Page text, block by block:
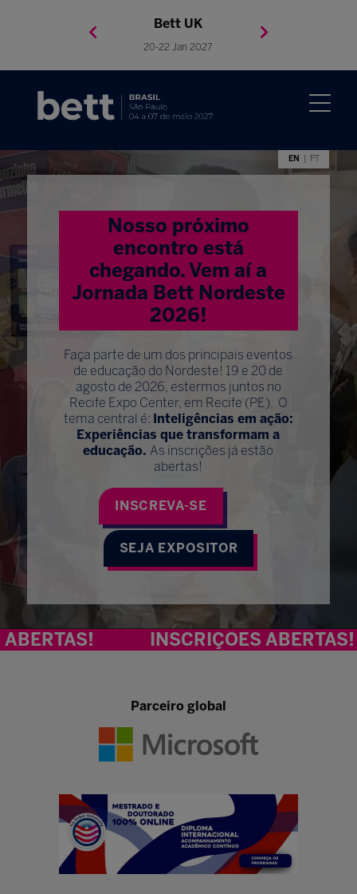
Bett UK
20-22 Jan 2027
Bett Brasil
05-08 Mai 2026
Bett Asia
23-24 Setembro 2026
Bett USA
8-10 November 2027
EN PT
Nosso próximo
encontro está
chegando. Vem aí a
Jornada Bett Nordeste
2026!
Faça parte de um dos principais eventos
de educação do Nordeste! 19 e 20 de
agosto de 2026, estermos juntos no
Recife Expo Center, em Recife (PE). O
tema central é: Inteligências em ação:
Experiências que transformam a
educação. As inscrições já estão
abertas!
INSCREVA-SE
SEJA EXPOSITOR
INSCRIÇÕES ABERTAS!
Parceiro global